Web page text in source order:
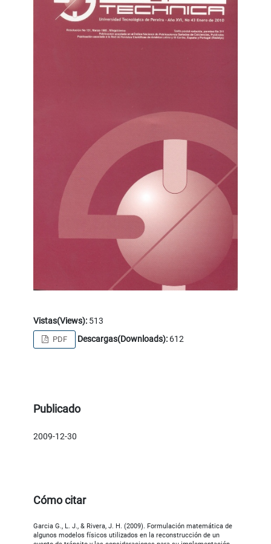
Vistas(Views): 513
PDF Descargas(Downloads):612
Publicado
2009-12-30
Cómo citar
Garcia G., L. J., & Rivera, J. H. (2009). Formulación matemática de
algunos modelos físicos utilizados en la reconstrucción de un